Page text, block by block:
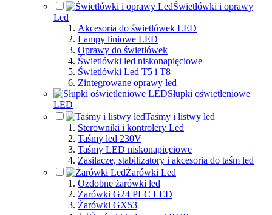
Świetlówki i oprawy
Led
Akcesoria do świetlówek LED
Lampy liniowe LED
Oprawy do świetlówek
Świetlówki led niskonapięciowe
Świetlówki Led T5 i T8
Zintegrowane oprawy led
Słupki oświetleniowe
LED
Taśmy i listwy led
Sterowniki i kontrolery Led
Taśmy led 230V
Taśmy LED niskonapięciowe
Zasilacze, stabilizatory i akcesoria do taśm led
Żarówki Led
Ozdobne żarówki led
Żarówki G24 PLC LED
Żarówki GX53